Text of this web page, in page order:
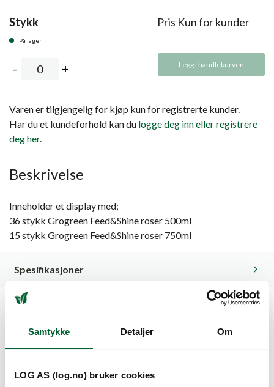
Samtykke Detaljer Om
LOG AS (log.no) bruker cookies
Stykk
På lager
Pris Kun for kunder
Legg i handlekurven
Varen er tilgjengelig for kjøp kun for registrerte kunder.
Har du et kundeforhold kan du logge deg inn eller registrere
deg her.
Beskrivelse
Inneholder et display med;
36 stykk Grogreen Feed&Shine roser 500ml
15 stykk Grogreen Feed&Shine roser 750ml
Spesifikasjoner
Kunder så også på